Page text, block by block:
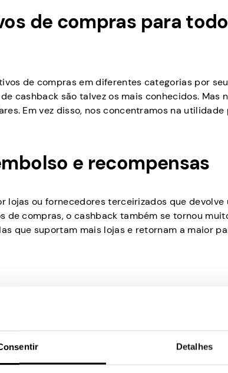
Detalhes
de compras para
de compras em diferentes categorias por
cashback são talvez os mais conhecidos. Mas
Em vez disso, nos concentramos na
e recompensas
lojas ou fornecedores terceirizados que
de compras, o cashback também se tornou
que suportam mais lojas e retornam a maior
mais antigos e populares. Ele suporta
compras que retorna até 20% do que foi
e outras opções.